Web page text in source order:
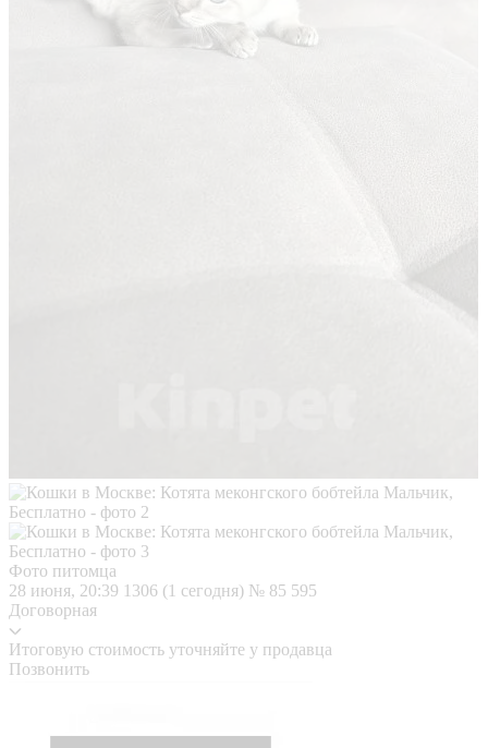
Фото питомца
28 июня, 20:39 1306 (1 сегодня) № 85 595
Договорная
Итоговую стоимость уточняйте у продавца
Позвонить